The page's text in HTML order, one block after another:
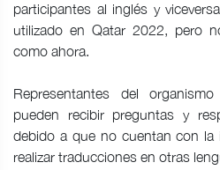
participantes al inglés y
utilizado en Qatar 2022, pero
como ahora.
Representantes del
pueden recibir preguntas y
debido a que no cuentan con la
realizar traducciones en otras